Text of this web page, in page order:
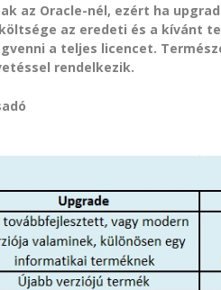
az Oracle-nél, ezért ha
az eredeti és a kívánt
a teljes licencet.
rendelkezik.